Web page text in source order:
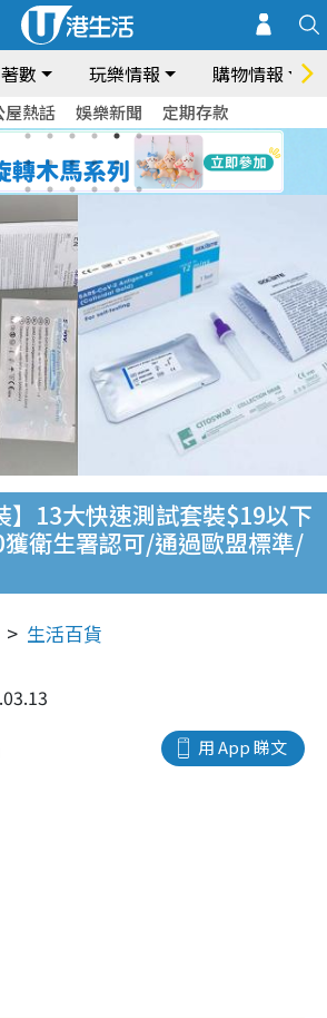
數 玩樂情報 購物情報
屋熱話 娛樂新聞 定期存款
】13大快速測試套裝$19以下
衛生署認可/通過歐盟標準/
生活百貨
用 App 睇文